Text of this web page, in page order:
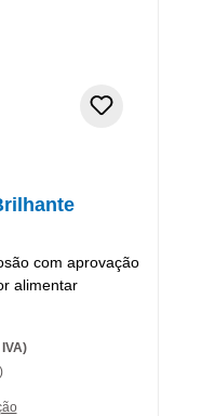
com aprovação
alimentar